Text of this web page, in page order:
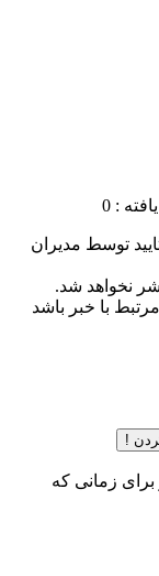
: 0
توسط مدیران
نخواهد شد.
با خبر باشد
!
زمانی که